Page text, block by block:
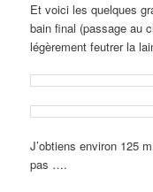
Et voici les quelques
bain final (passage au
légèrement feutrer la
J’obtiens environ 125
pas ….